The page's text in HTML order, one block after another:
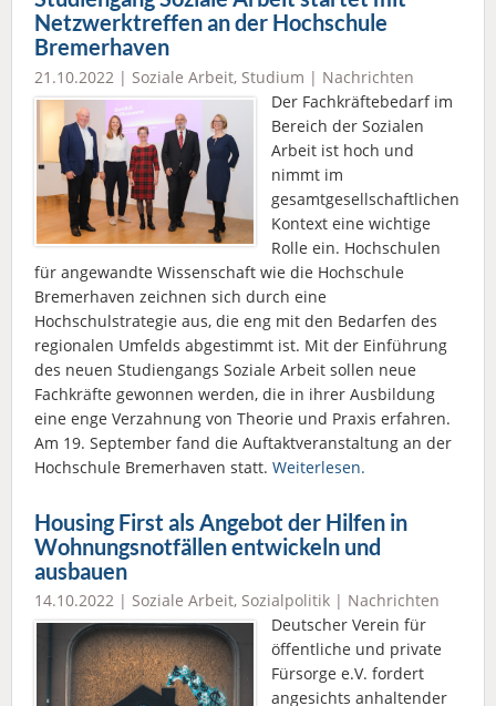
Netzwerktreffen an der Hochschule
Bremerhaven
21.10.2022 | Soziale Arbeit, Studium | Nachrichten
Der Fachkräftebedarf im
Bereich der Sozialen
Arbeit ist hoch und
nimmt im
gesamtgesellschaftlichen
Kontext eine wichtige
Rolle ein. Hochschulen
für angewandte Wissenschaft wie die Hochschule
Bremerhaven zeichnen sich durch eine
Hochschulstrategie aus, die eng mit den Bedarfen des
regionalen Umfelds abgestimmt ist. Mit der Einführung
des neuen Studiengangs Soziale Arbeit sollen neue
Fachkräfte gewonnen werden, die in ihrer Ausbildung
eine enge Verzahnung von Theorie und Praxis erfahren.
Am 19. September fand die Auftaktveranstaltung an der
Hochschule Bremerhaven statt. Weiterlesen.
Housing First als Angebot der Hilfen in
Wohnungsnotfällen entwickeln und
ausbauen
14.10.2022 | Soziale Arbeit, Sozialpolitik | Nachrichten
Deutscher Verein für
öffentliche und private
Fürsorge e.V. fordert
angesichts anhaltender